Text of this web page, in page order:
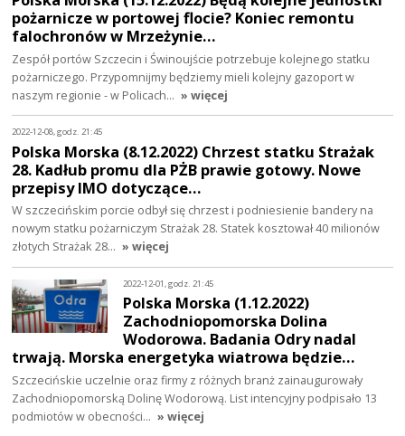
pożarnicze w portowej flocie? Koniec remontu
falochronów w Mrzeżynie…
Zespół portów Szczecin i Świnoujście potrzebuje kolejnego statku
pożarniczego. Przypomnijmy będziemy mieli kolejny gazoport w
naszym regionie - w Policach… » więcej
2022-12-08, godz. 21:45
Polska Morska (8.12.2022) Chrzest statku Strażak
28. Kadłub promu dla PŻB prawie gotowy. Nowe
przepisy IMO dotyczące…
W szczecińskim porcie odbył się chrzest i podniesienie bandery na
nowym statku pożarniczym Strażak 28. Statek kosztował 40 milionów
złotych Strażak 28… » więcej
2022-12-01, godz. 21:45
Polska Morska (1.12.2022)
Zachodniopomorska Dolina
Wodorowa. Badania Odry nadal
trwają. Morska energetyka wiatrowa będzie…
Szczecińskie uczelnie oraz firmy z różnych branż zainaugurowały
Zachodniopomorską Dolinę Wodorową. List intencyjny podpisało 13
podmiotów w obecności… » więcej